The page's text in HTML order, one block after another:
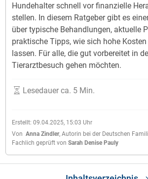
Hundehalter schnell vor finanzielle
stellen. In diesem Ratgeber gibt es
über typische Behandlungen, aktuelle
praktische Tipps, wie sich hohe
lassen. Für alle, die gut vorbereitet in
Tierarztbesuch gehen möchten.
Erstellt: 09.04.2025, 15:03 Uhr
Von Anna Zindler, Autorin bei der Deutschen
Fachlich geprüft von Sarah Denise Pauly
Lesedauer ca. 5 Min.